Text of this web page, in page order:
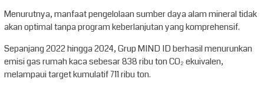
Menurutnya, manfaat pengelolaan sumber daya alam mineral tidak
akan optimal tanpa program keberlanjutan yang komprehensif.
Sepanjang 2022 hingga 2024, Grup MIND ID berhasil menurunkan
emisi gas rumah kaca sebesar 838 ribu ton CO₂ ekuivalen,
melampaui target kumulatif 711 ribu ton.